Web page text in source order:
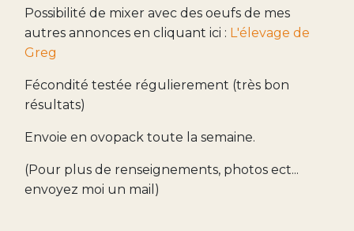
Possibilité de mixer avec des oeufs de mes
autres annonces en cliquant ici : L'élevage de
Greg
Fécondité testée régulierement (très bon
résultats)
Envoie en ovopack toute la semaine.
(Pour plus de renseignements, photos ect...
envoyez moi un mail)